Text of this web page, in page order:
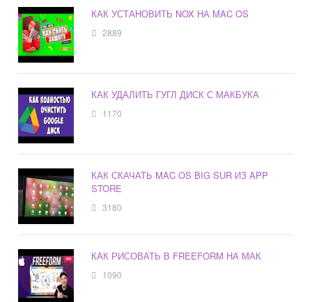
КАК УСТАНОВИТЬ NOX НА MAC OS
2889
КАК УДАЛИТЬ ГУГЛ ДИСК С МАКБУКА
1170
КАК СКАЧАТЬ MAC OS BIG SUR ИЗ APP
STORE
3180
КАК РИСОВАТЬ В FREEFORM НА МАК
1090